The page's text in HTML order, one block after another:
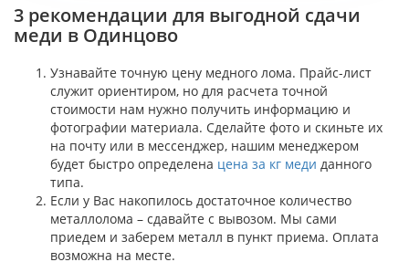
3 рекомендации для выгодной сдачи
меди в Одинцово
Узнавайте точную цену медного лома. Прайс-лист
служит ориентиром, но для расчета точной
стоимости нам нужно получить информацию и
фотографии материала. Сделайте фото и скиньте их
на почту или в мессенджер, нашим менеджером
будет быстро определена цена за кг меди данного
типа.
Если у Вас накопилось достаточное количество
металлолома – сдавайте с вывозом. Мы сами
приедем и заберем металл в пункт приема. Оплата
возможна на месте.